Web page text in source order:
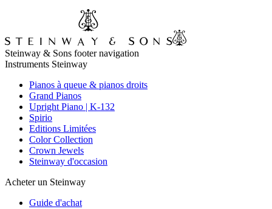
Steinway & Sons footer navigation
Instruments Steinway
Pianos à queue & pianos droits
Grand Pianos
Upright Piano | K-132
Spirio
Editions Limitées
Color Collection
Crown Jewels
Steinway d'occasion
Acheter un Steinway
Guide d'achat